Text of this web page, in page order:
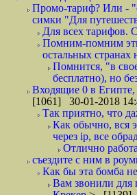
Промо-тариф? Или -
симки "Для
Для всех тарифов.
Помним-помним
остальных
Помнится, "в
бесплатно), но
Входящие 0 в
[1061] 30-01-2018
Так приятно, что
Как обычно, вся
через ip, все
Отлично
съездите с ним в
Как бы эта бомба
Вам звонили для